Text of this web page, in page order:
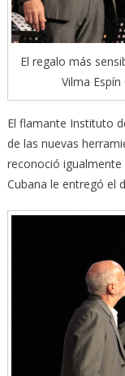
El regalo más
Vilma
El flamante Instituto
de las nuevas
reconoció igualmente
Cubana le entregó el